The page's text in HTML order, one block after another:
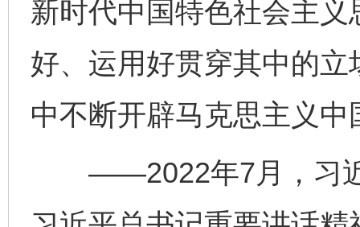
新时代中国特色社会主
好、运用好贯穿其中的
中不断开辟马克思主义
——2022年7月，习近